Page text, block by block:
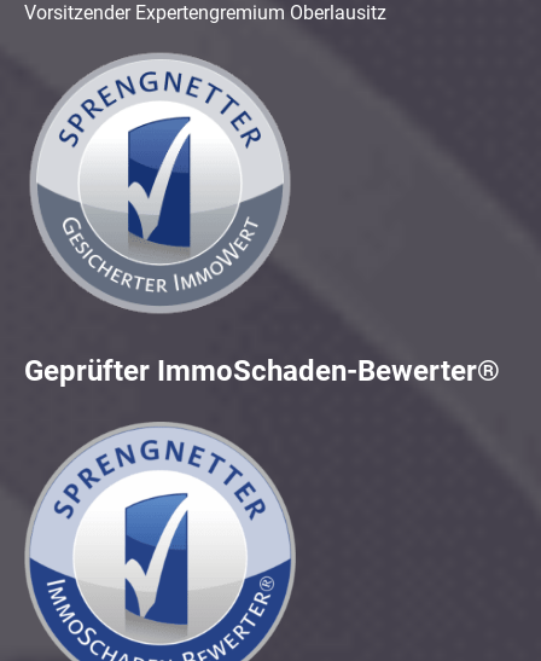
Vorsitzender Expertengremium Oberlausitz
Geprüfter ImmoSchaden-Bewerter®